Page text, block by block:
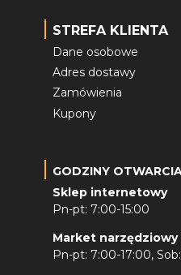
STREFA KLIENTA
Dane osobowe
Adres dostawy
Zamówienia
Kupony
GODZINY
Sklep internetowy
Pn-pt: 7:00-15:00
Market narzędziowy
Pn-pt: 7:00-17:00,